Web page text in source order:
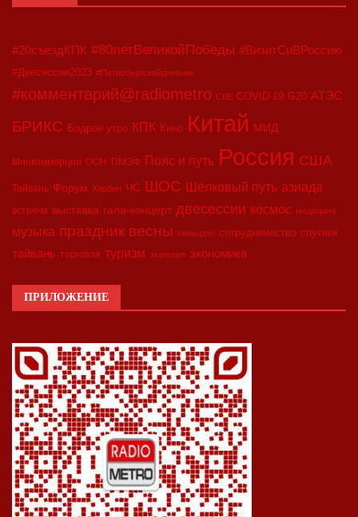
#20съездКПК #80летВеликойПобеды #ВизитСиВРоссию
#Двесессии2023 #Петербургскийдневник
#комментарий@radiometro CIIE COVID-19 G20 АТЭС
БРИКС Бодрое утро КПК Кино Китай МИД
Минкоммерции ООН ПМЭФ Пояс и путь Россия США
Тайвань Форум Харбин ЧС ШОС Шёлковый путь азиада
встреча выставка гала-концерт двесессии космос медицина
музыка праздник весны синьцзян сотрудничество спутник
тайвань торговля туризм экология экономика
ПРИЛОЖЕНИЕ